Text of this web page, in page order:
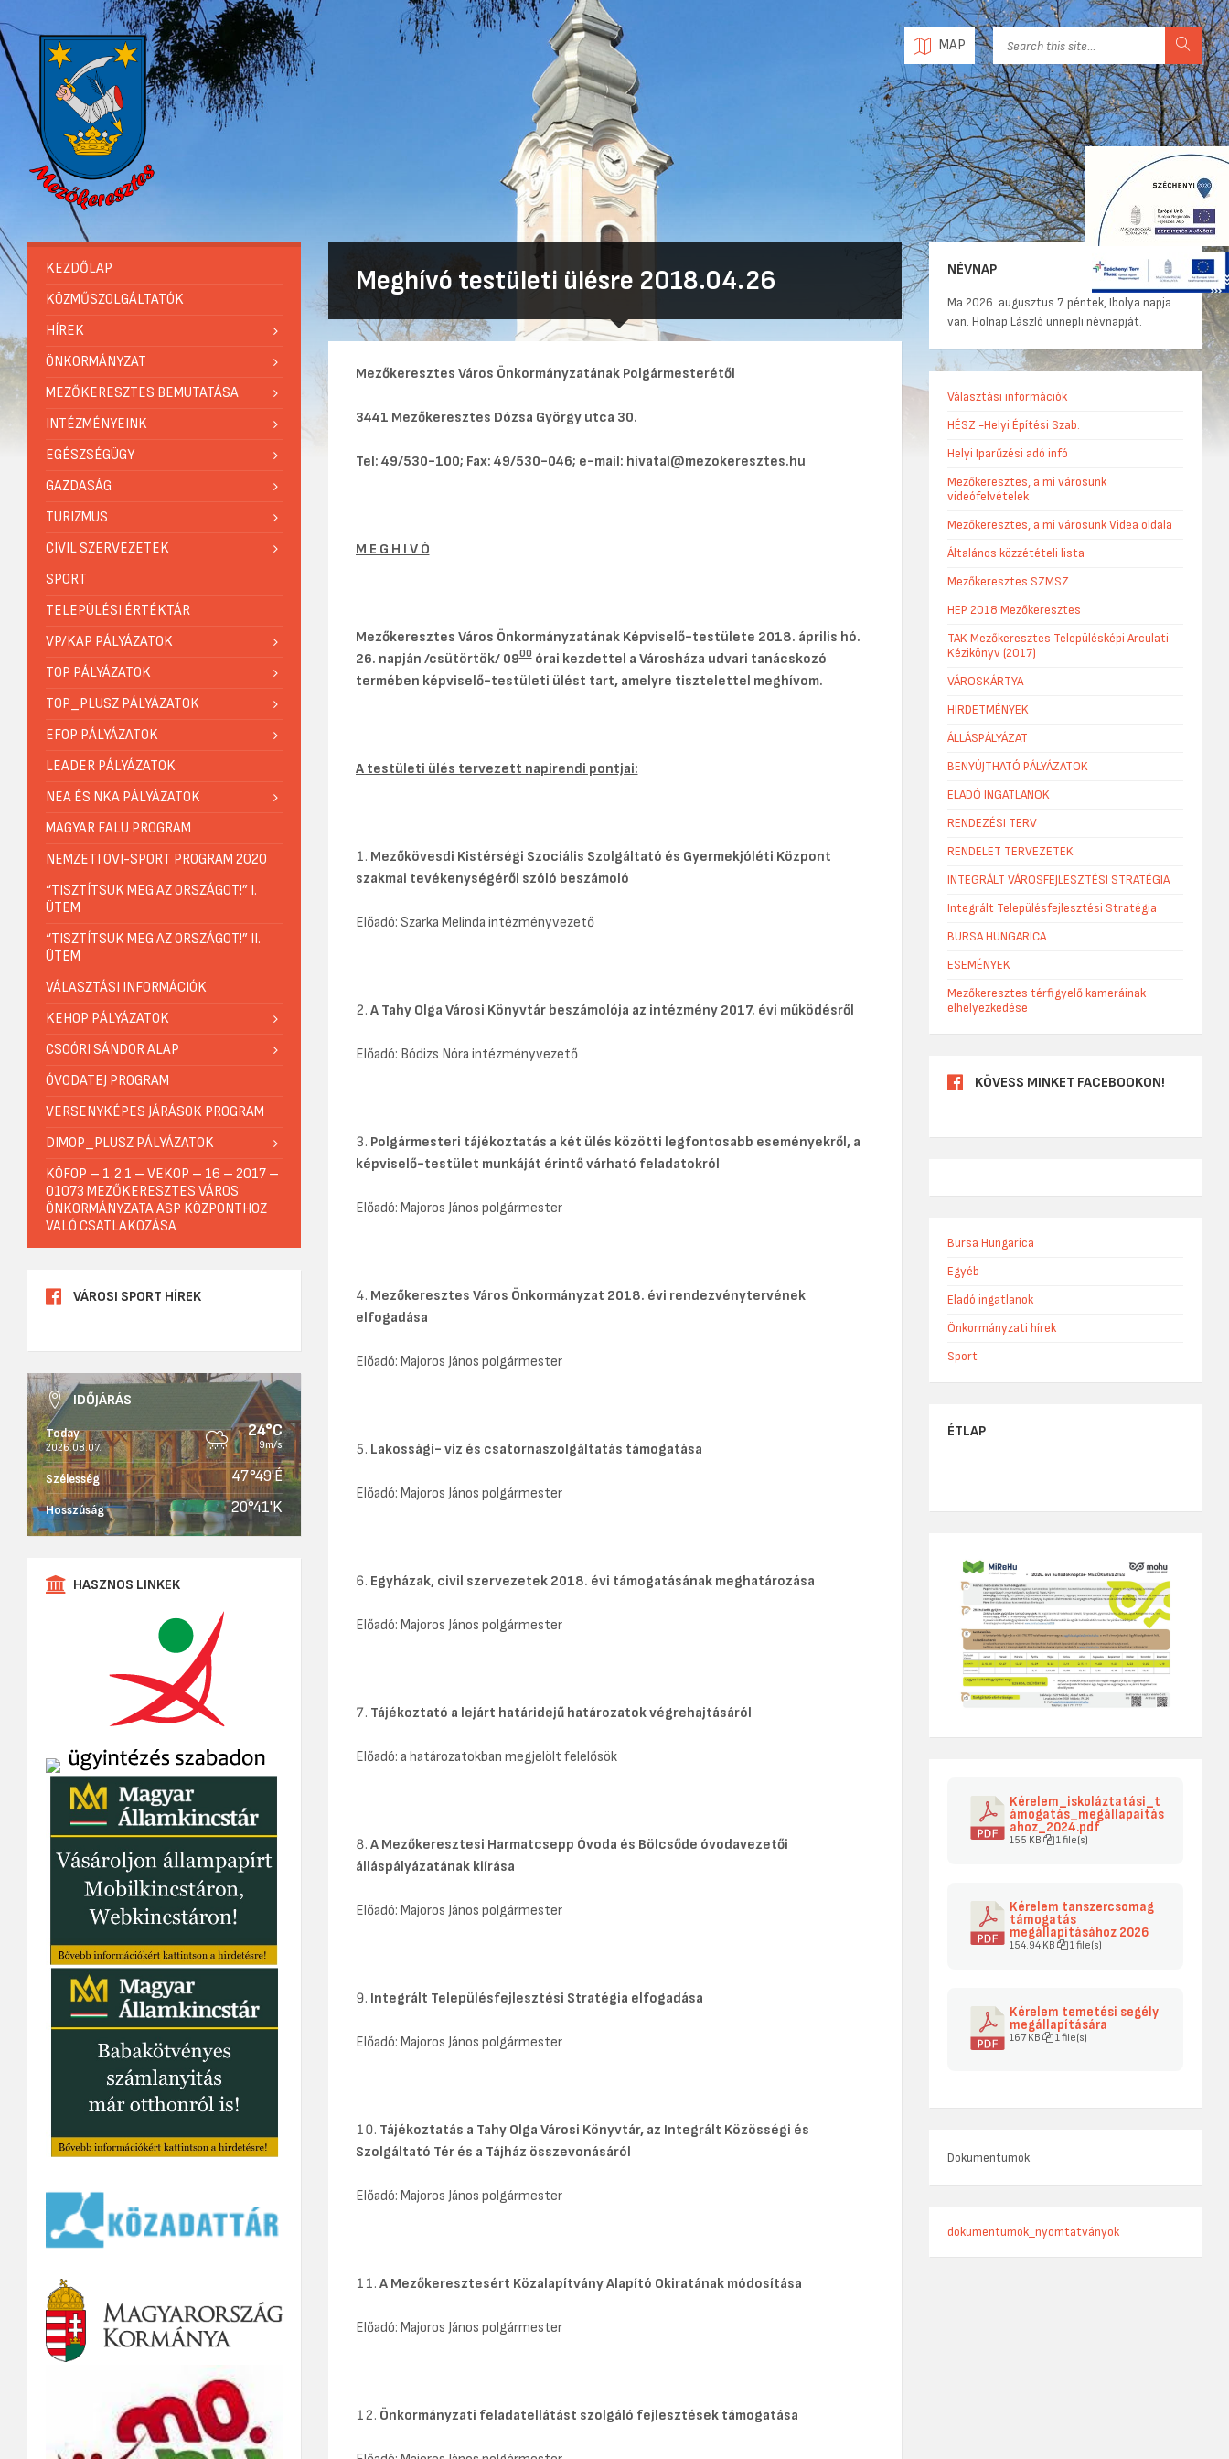
MAP
Meghívó testületi ülésre 2018.04.26
Mezőkeresztes Város Önkormányzatának Polgármesterétől
3441 Mezőkeresztes Dózsa György utca 30.
Tel: 49/530-100; Fax: 49/530-046; e-mail: hivatal@mezokeresztes.hu
M E G H I V Ó
Mezőkeresztes Város Önkormányzatának Képviselő-testülete 2018. április hó.
26. napján /csütörtök/ 0900órai kezdettel a Városháza udvari tanácskozó
termében képviselő-testületi ülést tart, amelyre tisztelettel meghívom.
A testületi ülés tervezett napirendi pontjai:
Mezőkövesdi Kistérségi Szociális Szolgáltató és Gyermekjóléti Központ
szakmai tevékenységéről szóló beszámoló
Előadó: Szarka Melinda intézményvezető
A Tahy Olga Városi Könyvtár beszámolója az intézmény 2017. évi működésről
Előadó: Bódizs Nóra intézményvezető
Polgármesteri tájékoztatás a két ülés közötti legfontosabb eseményekről, a
képviselő-testület munkáját érintő várható feladatokról
Előadó: Majoros János polgármester
Mezőkeresztes Város Önkormányzat 2018. évi rendezvénytervének
elfogadása
Előadó: Majoros János polgármester
Lakossági- víz és csatornaszolgáltatás támogatása
Előadó: Majoros János polgármester
Egyházak, civil szervezetek 2018. évi támogatásának meghatározása
Előadó: Majoros János polgármester
Tájékoztató a lejárt határidejű határozatok végrehajtásáról
Előadó: a határozatokban megjelölt felelősök
A Mezőkeresztesi Harmatcsepp Óvoda és Bölcsőde óvodavezetői
álláspályázatának kiírása
Előadó: Majoros János polgármester
Integrált Településfejlesztési Stratégia elfogadása
Előadó: Majoros János polgármester
Tájékoztatás a Tahy Olga Városi Könyvtár, az Integrált Közösségi és
Szolgáltató Tér és a Tájház összevonásáról
Előadó: Majoros János polgármester
A Mezőkeresztesért Közalapítvány Alapító Okiratának módosítása
Előadó: Majoros János polgármester
Önkormányzati feladatellátást szolgáló fejlesztések támogatása
KEZDŐLAP
KÖZMŰSZOLGÁLTATÓK
HÍREK
ÖNKORMÁNYZAT
MEZŐKERESZTES BEMUTATÁSA
INTÉZMÉNYEINK
EGÉSZSÉGÜGY
GAZDASÁG
TURIZMUS
CIVIL SZERVEZETEK
SPORT
TELEPÜLÉSI ÉRTÉKTÁR
VP/KAP PÁLYÁZATOK
TOP PÁLYÁZATOK
TOP_PLUSZ PÁLYÁZATOK
EFOP PÁLYÁZATOK
LEADER PÁLYÁZATOK
NEA ÉS NKA PÁLYÁZATOK
MAGYAR FALU PROGRAM
NEMZETI OVI-SPORT PROGRAM 2020
“TISZTÍTSUK MEG AZ ORSZÁGOT!” I.
ÜTEM
“TISZTÍTSUK MEG AZ ORSZÁGOT!” II.
ÜTEM
VÁLASZTÁSI INFORMÁCIÓK
KEHOP PÁLYÁZATOK
CSOÓRI SÁNDOR ALAP
ÓVODATEJ PROGRAM
VERSENYKÉPES JÁRÁSOK PROGRAM
DIMOP_PLUSZ PÁLYÁZATOK
KÖFOP – 1.2.1 – VEKOP – 16 – 2017 –
01073 MEZŐKERESZTES VÁROS
ÖNKORMÁNYZATA ASP KÖZPONTHOZ
VALÓ CSATLAKOZÁSA
VÁROSI SPORT HÍREK
IDŐJÁRÁS
Today
2026.08.07.
24°C
9m/s
Szélesség 47°49'É
Hosszúság 20°41'K
HASZNOS LINKEK
NÉVNAP
Ma 2026. augusztus 7. péntek, Ibolya napja
van. Holnap László ünnepli névnapját.
Választási információk
HÉSZ -Helyi Építési Szab.
Helyi Iparűzési adó infó
Mezőkeresztes, a mi városunk
videófelvételek
Mezőkeresztes, a mi városunk Videa oldala
Általános közzétételi lista
Mezőkeresztes SZMSZ
HEP 2018 Mezőkeresztes
TAK Mezőkeresztes Településképi Arculati
Kézikönyv (2017)
VÁROSKÁRTYA
HIRDETMÉNYEK
ÁLLÁSPÁLYÁZAT
BENYÚJTHATÓ PÁLYÁZATOK
ELADÓ INGATLANOK
RENDEZÉSI TERV
RENDELET TERVEZETEK
INTEGRÁLT VÁROSFEJLESZTÉSI STRATÉGIA
Integrált Településfejlesztési Stratégia
BURSA HUNGARICA
ESEMÉNYEK
Mezőkeresztes térfigyelő kameráinak
elhelyezkedése
KÖVESS MINKET FACEBOOKON!
Bursa Hungarica
Egyéb
Eladó ingatlanok
Önkormányzati hírek
Sport
ÉTLAP
Kérelem_iskoláztatási_t
ámogatás_megállapaítás
ahoz_2024.pdf
155 KB 1 file(s)
Kérelem tanszercsomag
támogatás
megállapításához 2026
154.94 KB 1 file(s)
Kérelem temetési segély
megállapítására
167 KB 1 file(s)
Dokumentumok
dokumentumok_nyomtatványok